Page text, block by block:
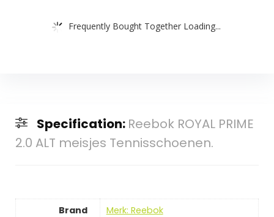
Frequently Bought Together Loading...
Specification: Reebok ROYAL PRIME
2.0 ALT meisjes Tennisschoenen.
Brand Merk: Reebok